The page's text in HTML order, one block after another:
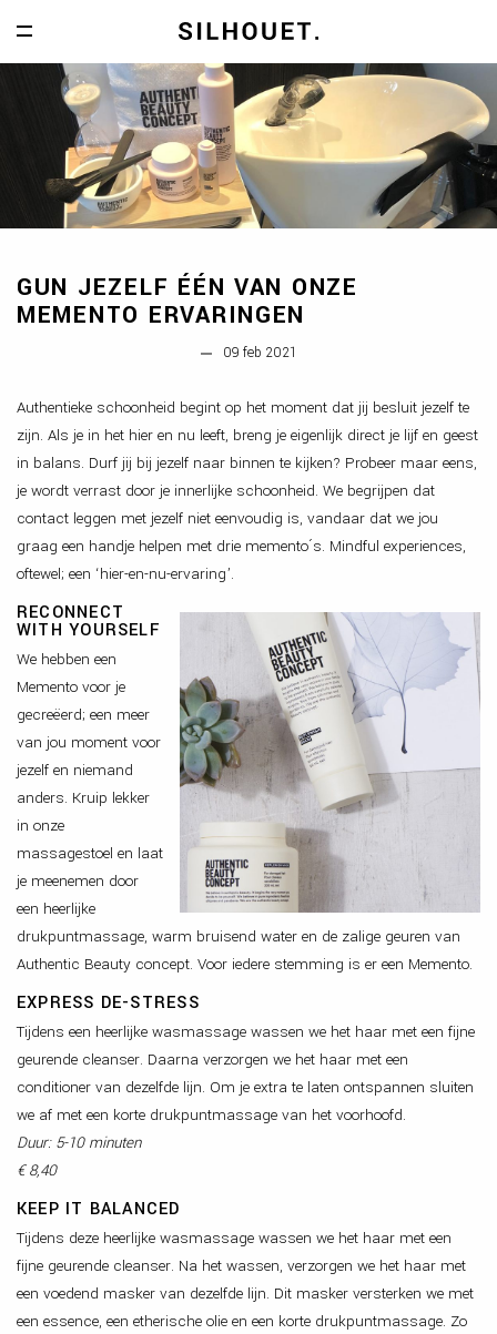
DE SALON
MEER VAN JOU MENUKAART
MEER VAN JOU CONCEPT
VERZORGEN, KNIPPEN & KLEUREN
NATUURLIJKE HAARPRODUCTEN
OVER SILHOUET
ONZE ONLINE SALON
VACATURES
ERVAREN HAIRSTYLIST.
ERVAREN MAKE-UP ARTIST
WIJ ZOEKEN MEER VAN JOU IN EEN JUNIOR
AFSPRAAK MAKEN
Navigatie weergeven
GUN JEZELF ÉÉN VAN ONZE
MEMENTO ERVARINGEN
09 feb 2021
Authentieke schoonheid begint op het moment dat jij besluit jezelf te
zijn. Als je in het hier en nu leeft, breng je eigenlijk direct je lijf en geest
in balans. Durf jij bij jezelf naar binnen te kijken? Probeer maar eens,
je wordt verrast door je innerlijke schoonheid. We begrijpen dat
contact leggen met jezelf niet eenvoudig is, vandaar dat we jou
graag een handje helpen met drie memento´s. Mindful experiences,
oftewel; een ‘hier-en-nu-ervaring’.
RECONNECT
WITH YOURSELF
We hebben een
Memento voor je
gecreëerd; een meer
van jou moment voor
jezelf en niemand
anders. Kruip lekker
in onze
massagestoel en laat
je meenemen door
een heerlijke
drukpuntmassage, warm bruisend water en de zalige geuren van
Authentic Beauty concept. Voor iedere stemming is er een Memento.
EXPRESS DE-STRESS
Tijdens een heerlijke wasmassage wassen we het haar met een fijne
geurende cleanser. Daarna verzorgen we het haar met een
conditioner van dezelfde lijn. Om je extra te laten ontspannen sluiten
we af met een korte drukpuntmassage van het voorhoofd.
Duur: 5-10 minuten
€ 8,40
KEEP IT BALANCED
Tijdens deze heerlijke wasmassage wassen we het haar met een
fijne geurende cleanser. Na het wassen, verzorgen we het haar met
een voedend masker van dezelfde lijn. Dit masker versterken we met
een essence, een etherische olie en een korte drukpuntmassage. Zo